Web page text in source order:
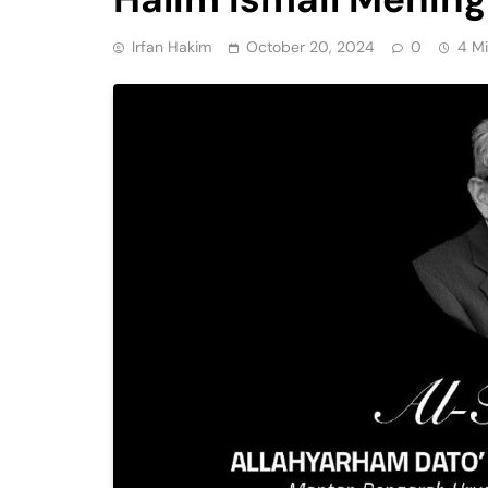
Irfan Hakim October 20, 2024 0 4